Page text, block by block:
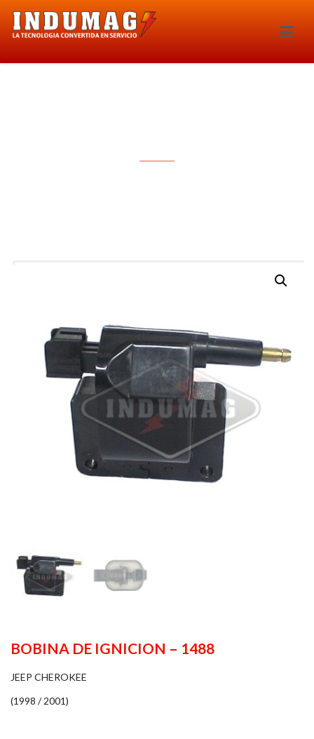
BOBINA DE IGNICION – 1488
JEEP CHEROKEE
(1998 / 2001)